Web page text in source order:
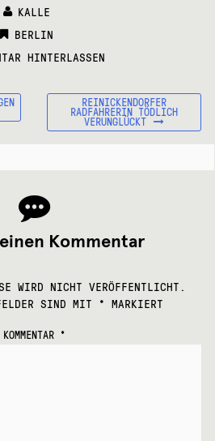
KALLE
CATEGORIES:
BERLIN
HINTERLASSEN
NÄCHSTER
BEITRAG:
REINICKENDORFER
RADFAHRERIN TÖDLICH
VERUNGLÜCKT
Kommentar
WIRD NICHT VERÖFFENTLICHT.
SIND MIT * MARKIERT
KOMMENTAR *